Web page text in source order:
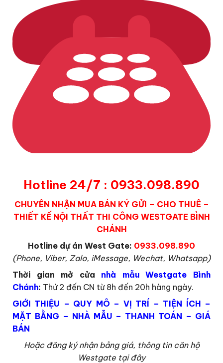
Hotline 24/7 : 0933.098.890
CHUYÊN NHẬN MUA BÁN KÝ GỬI – CHO THUÊ –
THIẾT KẾ NỘI THẤT THI CÔNG WESTGATE BÌNH
CHÁNH
Hotline dự án West Gate: 0933.098.890
(Phone, Viber, Zalo, iMessage, Wechat, Whatsapp)
Thời gian mở cửa nhà mẫu Westgate Bình
Chánh: Thứ 2 đến CN từ 8h đến 20h hàng ngày.
GIỚI THIỆU – QUY MÔ – VỊ TRÍ – TIỆN ÍCH –
MẶT BẰNG – NHÀ MẪU – THANH TOÁN – GIÁ
BÁN
Hoặc đăng ký nhận bảng giá, thông tin căn hộ
Westgate tại đây